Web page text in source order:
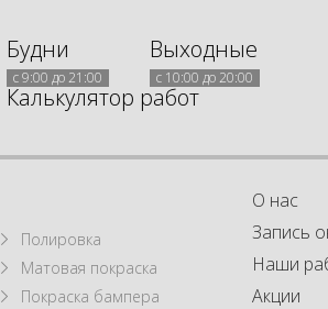
Будни
с 9:00 до 21:00
Выходные
с 10:00 до 20:00
Калькулятор работ
Полировка
Матовая покраска
Покраска бампера
О нас
Запись
Наши
Акции